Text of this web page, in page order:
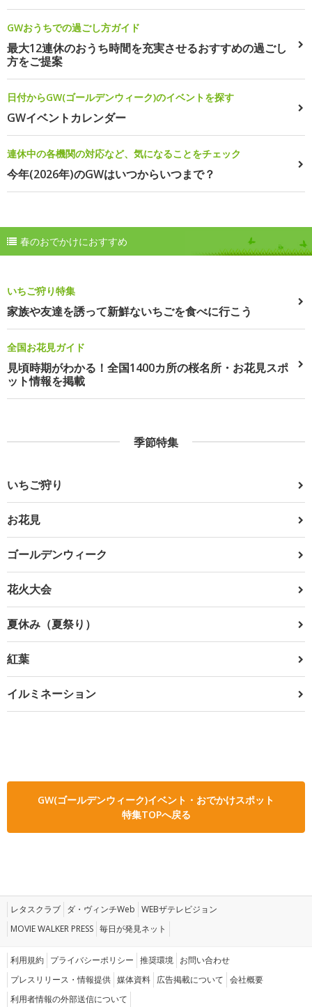
GWおうちでの過ごし方ガイド
最大12連休のおうち時間を充実させるおすすめの過ごし
方をご提案
日付からGW(ゴールデンウィーク)のイベントを探す
GWイベントカレンダー
連休中の各機関の対応など、気になることをチェック
今年(2026年)のGWはいつからいつまで？
春のおでかけにおすすめ
いちご狩り特集
家族や友達を誘って新鮮ないちごを食べに行こう
全国お花見ガイド
見頃時期がわかる！全国1400カ所の桜名所・お花見スポ
ット情報を掲載
季節特集
いちご狩り
お花見
ゴールデンウィーク
花火大会
夏休み（夏祭り）
紅葉
イルミネーション
GW(ゴールデンウィーク)イベント・おでかけスポット
特集TOPへ戻る
レタスクラブ ダ・ヴィンチWeb WEBザテレビジョン
MOVIE WALKER PRESS 毎日が発見ネット
利用規約 プライバシーポリシー 推奨環境 お問い合わせ
プレスリリース・情報提供 媒体資料 広告掲載について 会社概要
利用者情報の外部送信について